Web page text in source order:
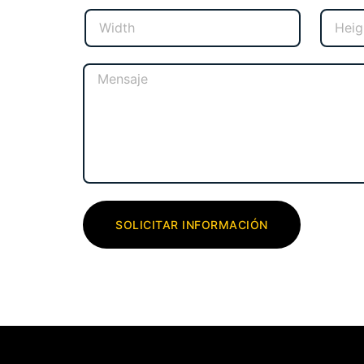
SOLICITAR INFORMACIÓN